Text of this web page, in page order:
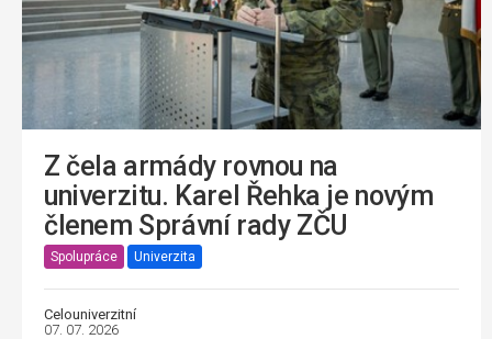
Z čela armády rovnou na
univerzitu. Karel Řehka je novým
členem Správní rady ZČU
Spolupráce Univerzita
Celouniverzitní
07. 07. 2026